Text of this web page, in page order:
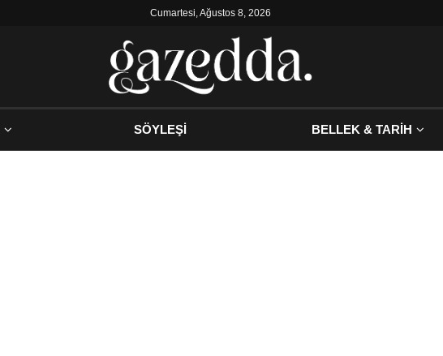
Cumartesi, Ağustos 8, 2026
SÖYLEŞİ BELLEK & TARİH